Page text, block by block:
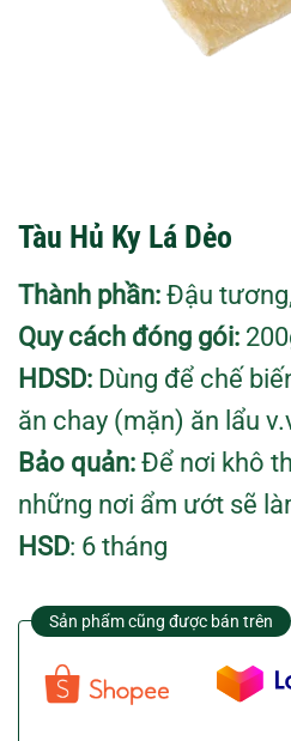
Tàu Hủ Ky Lá Dẻo
Thành phần: Đậu
Quy cách đóng gói:
HDSD: Dùng để chế
ăn chay (mặn) ăn lẩu
Bảo quản: Để nơi khô
những nơi ẩm ướt sẽ
HSD: 6 tháng
Sản phẩm cũng được bán trên